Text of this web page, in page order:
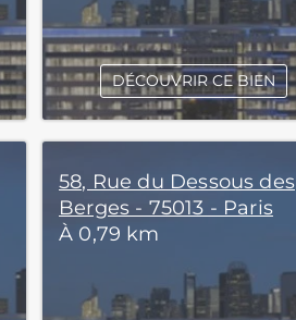
DÉCOUVRIR CE BIEN
58, Rue du Dessous des
Berges - 75013 - Paris
À 0,79 km